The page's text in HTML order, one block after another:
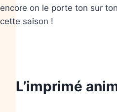
encore on le porte ton sur
cette saison !
L’imprimé